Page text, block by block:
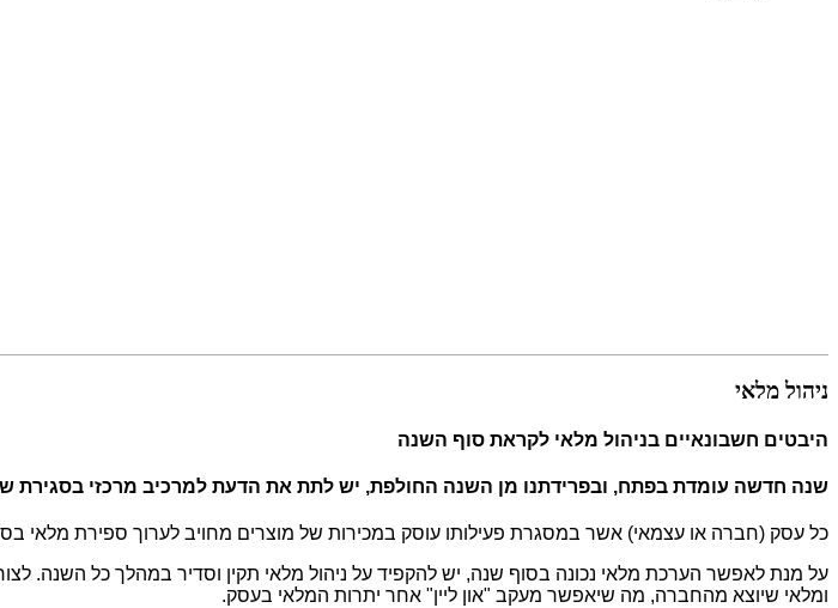
ניהול מלאי
היבטים חשבונאיים בניהול מלאי לקראת סוף השנה
שנה חדשה עומדת בפתח, ובפרידתנו מן השנה החולפת, יש לתת את הדעת למרכיב מרכזי בסגירת
כל עסק (חברה או עצמאי) אשר במסגרת פעילותו עוסק במכירות של מוצרים מחויב לערוך ספירת מלאי
על מנת לאפשר הערכת מלאי נכונה בסוף שנה, יש להקפיד על ניהול מלאי תקין וסדיר במהלך כל השנה.
ומלאי שיוצא מהחברה, מה שיאפשר מעקב "און ליין" אחר יתרות המלאי בעסק.